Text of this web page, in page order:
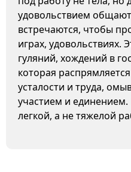
удовольствием
встречаются, чтобы
играх, удовольствиях.
гуляний, хождений в
которая
усталости и труда,
участием и единением.
легкой, а не тяжелой